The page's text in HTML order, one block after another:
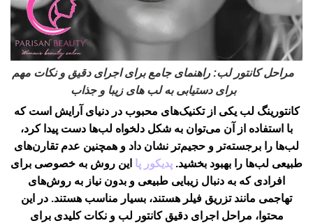
مراحل کانتور لب: راهنمای جامع برای اجرای دقیق و نکات مهم
برای دستیابی به لب های زیبا و جذاب
کانتورینگ لب یکی از تکنیک‌های محبوب در دنیای آرایش است که
با استفاده از آن می‌توان به شکل دلخواه لب‌ها دست پیدا کرد،
لب‌ها را برجسته‌تر و حجیم‌تر نشان داد و همچنین عدم تقارن‌های
طبیعی لب‌ها را بهبود بخشید. پدیکور پا این روش به خصوصی برای
افرادی که به دنبال زیبایی طبیعی و بدون نیاز به روش‌های
تهاجمی مانند تزریق فیلر هستند، بسیار مناسب هستند. در این
محتوا، مراحل اجرای دقیق کانتور لب و نکات کلیدی برای